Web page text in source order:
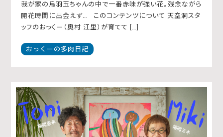
我が家の烏羽玉ちゃんの中で一番赤味が強い花。残念ながら
開花時間に出会えず… このコンテンツについて 天空洞スタ
ッフのおっくー（奥村 江里）が育てて […]
おっくーの多肉日記